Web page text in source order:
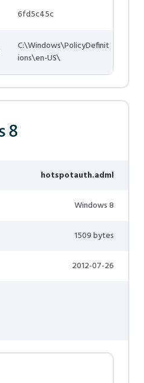
6fd5c45c
C:\Windows\PolicyDefinit
ions\en-US\
hotspotauth.adml
Windows 8
1509 bytes
2012-07-26